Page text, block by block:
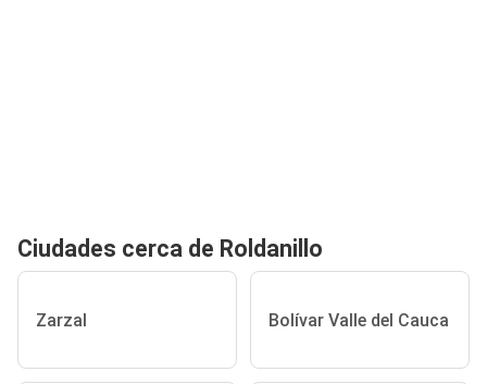
Ciudades cerca de Roldanillo
Zarzal Bolívar Valle del Cauca